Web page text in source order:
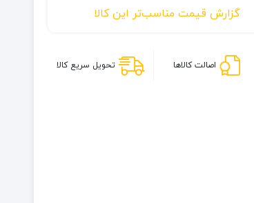
0.6
گزارش قیمت مناسب‌تر این کالا
اصالت کالاها تحویل سریع کالا